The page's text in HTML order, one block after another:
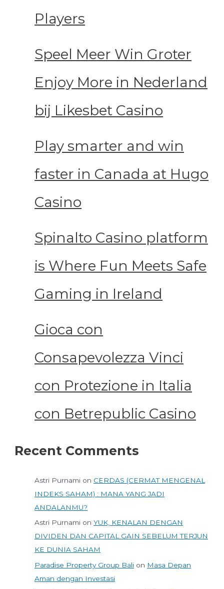
Players
Speel Meer Win Groter
Enjoy More in Nederland
bij Likesbet Casino
Play smarter and win
faster in Canada at Hugo
Casino
Spinalto Casino platform
is Where Fun Meets Safe
Gaming in Ireland
Gioca con
Consapevolezza Vinci
con Protezione in Italia
con Betrepublic Casino
Recent Comments
Astri Purnami on CERDAS (CERMAT MENGENAL
INDEKS SAHAM) : MANA YANG JADI
ANDALANMU?
Astri Purnami onYUK, KENALAN DENGAN
DIVIDEN DAN CAPITAL GAIN SEBELUM TERJUN
KE DUNIA SAHAM
Paradise Property Group Bali on Masa Depan
Aman dengan Investasi